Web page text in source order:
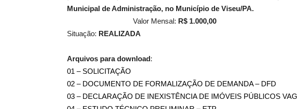
Municipal de Administração, no
Valor Mensal: R$ 1.000,00
Situação: REALIZADA
Arquivos para download:
01 – SOLICITAÇÃO
02 – DOCUMENTO DE FORMALIZAÇÃO DE DEMANDA – DFD
03 – DECLARAÇÃO DE INEXISTÊNCIA DE IMÓVEIS PÚBLICOS